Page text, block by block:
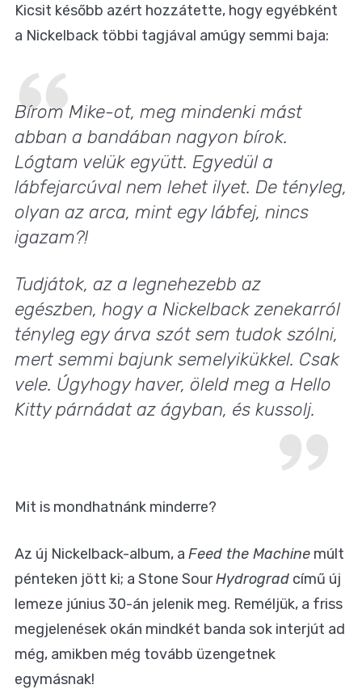
Kicsit később azért hozzátette, hogy egyébként
a Nickelback többi tagjával amúgy semmi baja:
Bírom Mike-ot, meg mindenki mást
abban a bandában nagyon bírok.
Lógtam velük együtt. Egyedül a
lábfejarcúval nem lehet ilyet. De tényleg,
olyan az arca, mint egy lábfej, nincs
igazam?!
Tudjátok, az a legnehezebb az
egészben, hogy a Nickelback zenekarról
tényleg egy árva szót sem tudok szólni,
mert semmi bajunk semelyikükkel. Csak
vele. Úgyhogy haver, öleld meg a Hello
Kitty párnádat az ágyban, és kussolj.
Mit is mondhatnánk minderre?
Az új Nickelback-album, a Feed the Machine múlt
pénteken jött ki; a Stone SourHydrograd című új
lemeze június 30-án jelenik meg. Reméljük, a friss
megjelenések okán mindkét banda sok interjút ad
még, amikben még tovább üzengetnek
egymásnak!